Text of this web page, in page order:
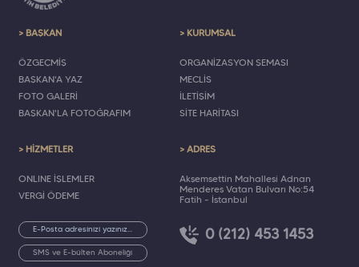
> BAŞKAN
ÖZGEÇMİŞ
BAŞKAN'A YAZ
FOTO GALERİ
BAŞKAN'LA FOTOĞRAFIM
> KURUMSAL
ORGANİZASYON ŞEMASI
MECLİS
İLETİŞİM
SİTE HARİTASI
> HİZMETLER
ONLINE İŞLEMLER
VERGİ ÖDEME
SMS ve E-bülten Aboneliği
> ADRES
Akşemsettin Mahallesi Adnan
Menderes Vatan Bulvarı No:54
Fatih - İstanbul
0 (212) 453 1453